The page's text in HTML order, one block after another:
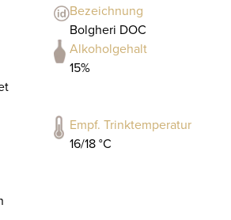
Bezeichnung
Bolgheri DOC
Alkoholgehalt
15%
Empf. Trinktemperatur
16/18 °C